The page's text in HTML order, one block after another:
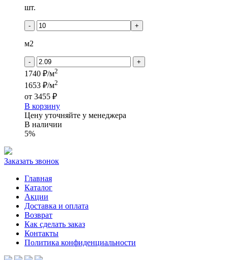
Количество
LOUNGE
EDITION
ARMIN
DJ
шт.
- +
м2
- +
1740 ₽/м2
1653 ₽/м2
от 3455 ₽
В корзину
Цену уточняйте у менеджера
В наличии
5%
Заказать звонок
Главная
Каталог
Акции
Доставка и оплата
Возврат
Как сделать заказ
Контакты
Политика конфиденциальности